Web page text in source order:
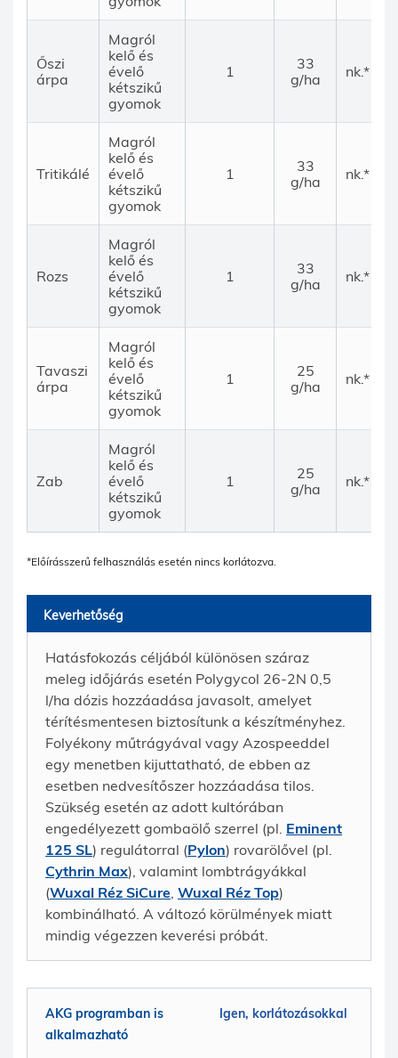
Őszi
árpa
Magról
kelő és
évelő
kétszikű
gyomok
1
33
g/ha
nk.*
Tritikálé
Magról
kelő és
évelő
kétszikű
gyomok
1
33
g/ha
nk.*
Rozs
Magról
kelő és
évelő
kétszikű
gyomok
1
33
g/ha
nk.*
Tavaszi
árpa
Magról
kelő és
évelő
kétszikű
gyomok
1
25
g/ha
nk.*
Zab
Magról
kelő és
évelő
kétszikű
gyomok
1
25
g/ha
nk.*
*Előírásszerű felhasználás esetén nincs korlátozva.
Keverhetőség
Hatásfokozás céljából különösen száraz
meleg időjárás esetén Polygycol 26-2N 0,5
l/ha dózis hozzáadása javasolt, amelyet
térítésmentesen biztosítunk a készítményhez.
Folyékony műtrágyával vagy Azospeeddel
egy menetben kijuttatható, de ebben az
esetben nedvesítőszer hozzáadása tilos.
Szükség esetén az adott kultórában
engedélyezett gombaölő szerrel (pl. Eminent
125 SL) regulátorral (Pylon) rovarölővel (pl.
Cythrin Max), valamint lombtrágyákkal
(Wuxal Réz SiCure, Wuxal Réz Top)
kombinálható. A változó körülmények miatt
mindig végezzen keverési próbát.
AKG programban is
alkalmazható
Igen, korlátozásokkal